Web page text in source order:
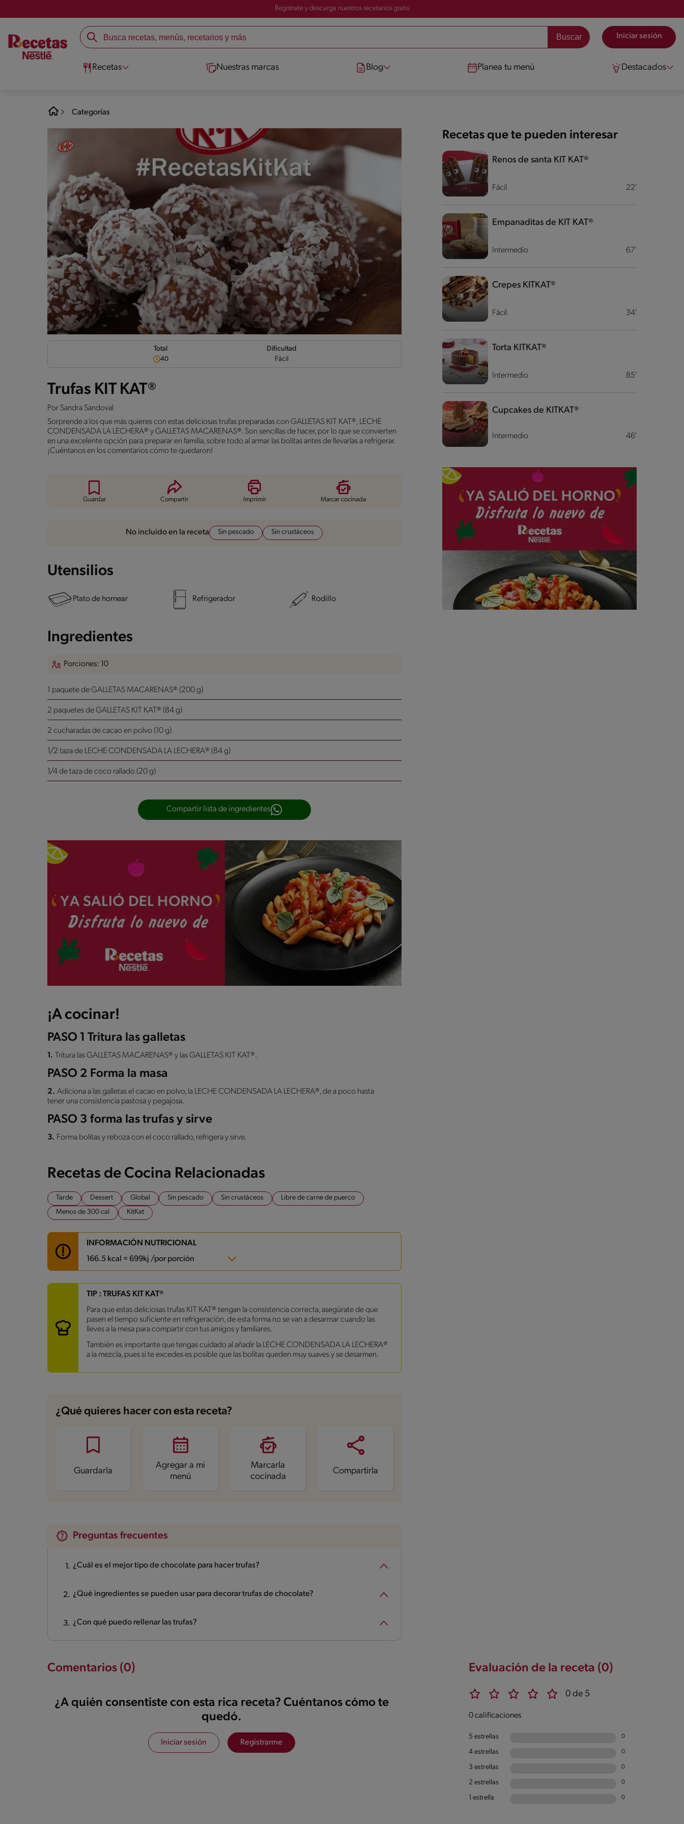
Registrate y descarga nuestros recetarios gratis
Iniciar sesión
Recetas Nuestras marcas Blog Planea tu menú Destacados
Categorías
Total
40
Dificultad
Fácil
Trufas KIT KAT®
Por Sandra Sandoval
Sorprende a los que más quieres con estas deliciosas trufas preparadas con GALLETAS KIT KAT®, LECHE
CONDENSADA LA LECHERA® y GALLETAS MACARENAS®. Son sencillas de hacer, por lo que se convierten
en una excelente opción para preparar en familia, sobre todo al armar las bolitas antes de llevarlas a refrigerar.
¡Cuéntanos en los comentarios cómo te quedaron!
Guardar Compartir Imprimir Marcar cocinada
No incluido en la receta Sin pescado Sin crustáceos
Utensilios
Plato de hornear Refrigerador Rodillo
Ingredientes
Porciones: 10
1 paquete de GALLETAS MACARENAS® (200 g)
2 paquetes de GALLETAS KIT KAT® (84 g)
2 cucharadas de cacao en polvo (10 g)
1/2 taza de LECHE CONDENSADA LA LECHERA® (84 g)
1/4 de taza de coco rallado (20 g)
Compartir lista de ingredientes
¡A cocinar!
PASO 1 Tritura las galletas
1. Tritura las GALLETAS MACARENAS® y las GALLETAS KIT KAT®.
PASO 2 Forma la masa
2. Adiciona a las galletas el cacao en polvo, la LECHE CONDENSADA LA LECHERA®, de a poco hasta
tener una consistencia pastosa y pegajosa.
PASO 3 forma las trufas y sirve
3. Forma bolitas y reboza con el coco rallado, refrigera y sirve.
Recetas de Cocina Relacionadas
Tarde Dessert Global Sin pescado Sin crustáceos
Libre de carne de puerco
Menos de 300 cal
KitKat
INFORMACIÓN NUTRICIONAL
166.5 kcal = 699kj /por porción
Carbohidratos 28.4 g
Grasas 5.5 g
Fibra 0.4 g
Proteína 2 g
Grasas saturadas 3.6 g
Sodio 109.5 mg
TIP : TRUFAS KIT KAT®
Para que estas deliciosas trufas KIT KAT® tengan la consistencia correcta, asegúrate de que
pasen el tiempo suficiente en refrigeración, de esta forma no se van a desarmar cuando las
lleves a la mesa para compartir con tus amigos y familiares.
También es importante que tengas cuidado al añadir la LECHE CONDENSADA LA LECHERA®
a la mezcla, pues si te excedes es posible que las bolitas queden muy suaves y se desarmen.
¿Qué quieres hacer con esta receta?
Guardarla
Agregar a mi
menú
Marcarla
cocinada
Compartirla
Preguntas frecuentes
¿Cuál es el mejor tipo de chocolate para hacer trufas?
¿Qué ingredientes se pueden usar para decorar trufas de chocolate?
¿Con qué puedo rellenar las trufas?
Recetas que te pueden interesar
Fácil 22'
Renos de santa KIT KAT®
Intermedio 67'
Empanaditas de KIT KAT®
Fácil 34'
Crepes KITKAT®
Intermedio 85'
Torta KITKAT®
Intermedio 46'
Cupcakes de KITKAT®
Evaluación de la receta (0)
0 de 5
0 calificaciones
5 estrellas 0
4 estrellas 0
3 estrellas 0
2 estrellas 0
1 estrella 0
Comentarios (0)
¿A quién consentiste con esta rica receta? Cuéntanos cómo te
quedó.
Iniciar sesión Registrarme